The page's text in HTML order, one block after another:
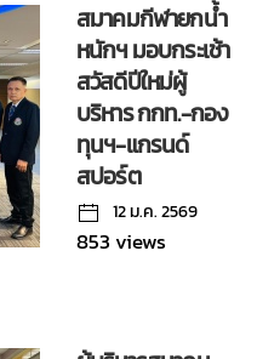
สมาคมกีฬายกน้ำ
หนักฯ มอบกระเช้า
สวัสดีปีใหม่ผู้
บริหาร กกท.-กอง
ทุนฯ-แกรนด์
สปอร์ต
12 ม.ค. 2569
853 views